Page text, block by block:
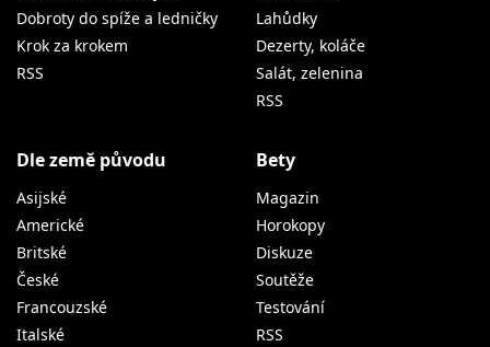
Dobroty do spíže a ledničky
Krok za krokem
RSS
Lahůdky
Dezerty, koláče
Salát, zelenina
RSS
Dle země původu
Asijské
Americké
Britské
České
Francouzské
Italské
Bety
Magazin
Horokopy
Diskuze
Soutěže
Testování
RSS